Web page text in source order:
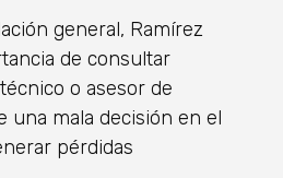
general, Ramírez
de consultar
o asesor de
una mala decisión en el
pérdidas